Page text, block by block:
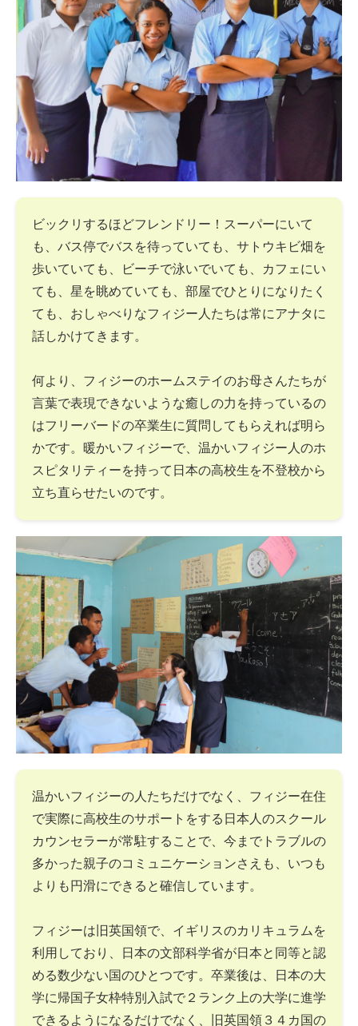
ビックリするほどフレンドリー！スーパーにいて
も、バス停でバスを待っていても、サトウキビ畑を
歩いていても、ビーチで泳いでいても、カフェにい
ても、星を眺めていても、部屋でひとりになりたく
ても、おしゃべりなフィジー人たちは常にアナタに
話しかけてきます。
何より、フィジーのホームステイのお母さんたちが
言葉で表現できないような癒しの力を持っているの
はフリーバードの卒業生に質問してもらえれば明ら
かです。暖かいフィジーで、温かいフィジー人のホ
スピタリティーを持って日本の高校生を不登校から
立ち直らせたいのです。
温かいフィジーの人たちだけでなく、フィジー在住
で実際に高校生のサポートをする日本人のスクール
カウンセラーが常駐することで、今までトラブルの
多かった親子のコミュニケーションさえも、いつも
よりも円滑にできると確信しています。
フィジーは旧英国領で、イギリスのカリキュラムを
利用しており、日本の文部科学省が日本と同等と認
める数少ない国のひとつです。卒業後は、日本の大
学に帰国子女枠特別入試で２ランク上の大学に進学
できるようになるだけでなく、旧英国領３４カ国の